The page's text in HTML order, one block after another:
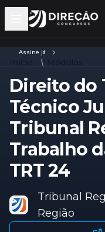
Open main menu
Assine já
Direito do
Técnico
Tribunal
Trabalho
TRT 24
Tribunal
Região